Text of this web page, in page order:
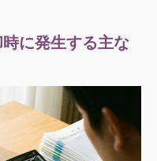
時に発生する主な